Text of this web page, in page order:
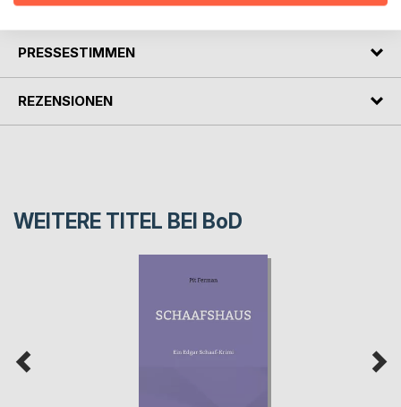
AUTOR/IN
PRESSESTIMMEN
REZENSIONEN
WEITERE TITEL BEI BoD